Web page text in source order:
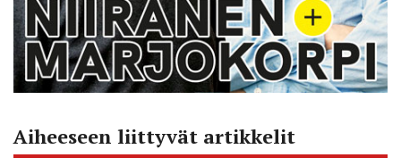
Aiheeseen liittyvät artikkelit